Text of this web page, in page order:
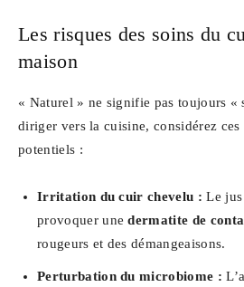
Les risques des soins du
maison
« Naturel » ne signifie pas toujours «
diriger vers la cuisine, considérez
potentiels :
Irritation du cuir chevelu : Le
provoquer unedermatite de
rougeurs et des démangeaisons.
Perturbation du microbiome :